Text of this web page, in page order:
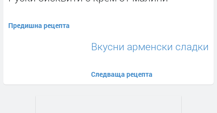
Предишна рецепта
Вкусни арменски сладки
Следваща рецепта